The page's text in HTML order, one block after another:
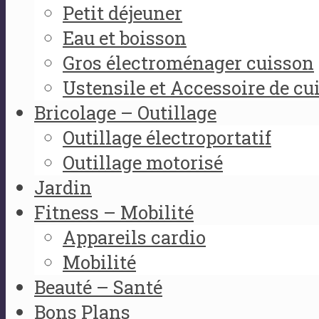
Petit déjeuner
Eau et boisson
Gros électroménager cuisson
Ustensile et Accessoire de
Bricolage – Outillage
Outillage électroportatif
Outillage motorisé
Jardin
Fitness – Mobilité
Appareils cardio
Mobilité
Beauté – Santé
Bons Plans